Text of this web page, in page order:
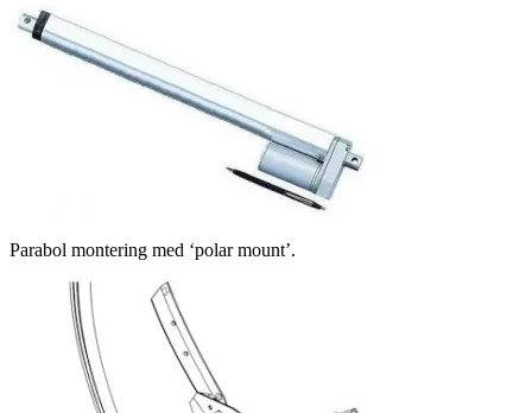
Parabol montering med ‘polar mount’.